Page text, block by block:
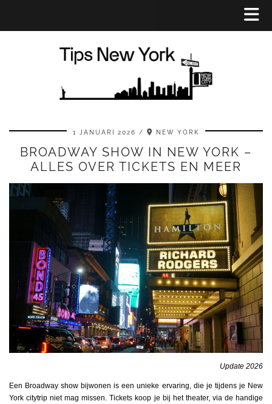
1 JANUARI 2026 NEW YORK
BROADWAY SHOW IN NEW YORK –
ALLES OVER TICKETS EN MEER
Update 2026
Een Broadway show bijwonen is een unieke ervaring, die je tijdens je New
York citytrip niet mag missen. Tickets koop je bij het theater, via de handige